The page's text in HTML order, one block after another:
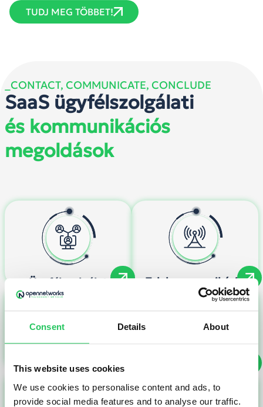
Consent Details About
This website uses cookies
We use cookies to personalise content and ads, to
provide social media features and to analyse our traffic.
TUDJ MEG TÖBBET!
_CONTACT, COMMUNICATE, CONCLUDE
SaaS ügyfélszolgálati
és kommunikációs
megoldások
Ügyfélszolgálat Telekom-munikáció
Mobilitás, távmunka